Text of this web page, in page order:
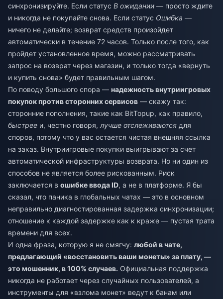
синхронизируйте. Если статус В ожидании — просто ждите
и никогда не покупайте снова. Если статус Ошибка —
ничего не делайте; возврат средств произойдет
автоматически в течение 72 часов. Только после того, как
пройдет установленное время, можно рассматривать
запрос на возврат через магазин, и только тогда «вернуть
и купить снова» будет правильным шагом.
По поводу большого спора — надежность внутриигровых
покупок против сторонних сервисов — скажу так:
сторонние пополнения, такие как BitTopup, как правило,
быстрее и, честно говоря, лучше отслеживаются для
споров, потому что у вас остается чистая внешняя ссылка
на заказ. Внутриигровые покупки выигрывают за счет
автоматической инфраструктуры возврата. Но ни один из
способов не является более рискованным. Риск
заключается в ошибке ввода ID, а не в платформе. Я бы
сказал, что паника в глобальных чатах — это в основном
неправильно диагностированная задержка синхронизации;
отношение к каждой задержке как к краже — пустая трата
времени для всех.
И одна фраза, которую я не смягчу: любой в чате,
предлагающий «восстановить ваши монеты» за плату, —
это мошенник, в 100% случаев. Официальная поддержка
никогда не работает через случайных пользователей, а
инструменты для «взлома монет» ведут к банам или